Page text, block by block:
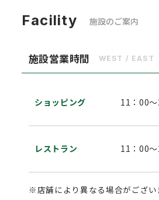
Facility 施設のご案内
施設営業時間 WEST / EAST
ショッピング 11：00
レストラン 11：00
※店舗により異なる場合がござい